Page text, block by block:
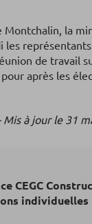
la
de travail
après les
Mis à jour le 31
CEGC
individuelles